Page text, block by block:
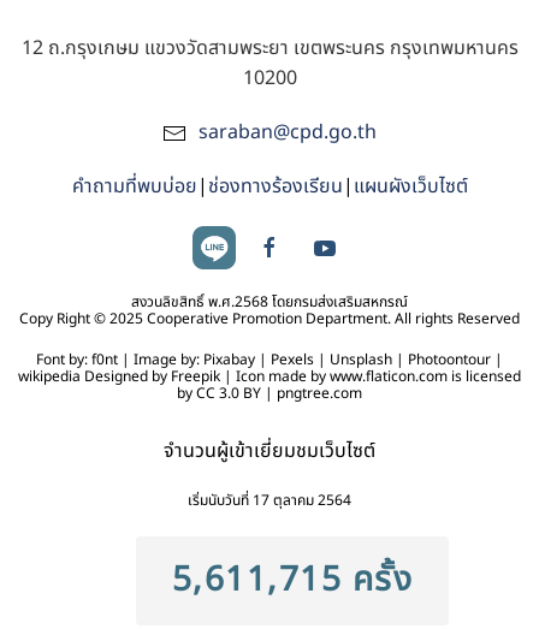
12 ถ.กรุงเกษม แขวงวัดสามพระยา เขตพระนคร กรุงเทพมหานคร
10200
saraban@cpd.go.th
คำถามที่พบบ่อย| ช่องทางร้องเรียน| แผนผังเว็บไซต์
สงวนลิขสิทธิ์ พ.ศ.2568 โดยกรมส่งเสริมสหกรณ์
Copy Right © 2025 Cooperative Promotion Department. All rights Reserved
Font by: f0nt | Image by: Pixabay | Pexels | Unsplash | Photoontour |
wikipedia Designed by Freepik | Icon made by www.flaticon.com is licensed
by CC 3.0 BY | pngtree.com
จำนวนผู้เข้าเยี่ยมชมเว็บไซต์
เริ่มนับวันที่ 17 ตุลาคม 2564
5,611,715 ครั้ง